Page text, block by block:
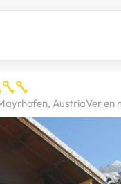
AustriaVer en